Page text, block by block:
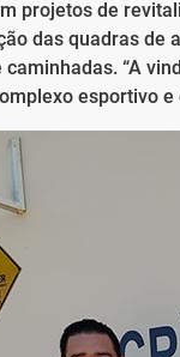
projetos de
das quadras
caminhadas. “A
esportivo